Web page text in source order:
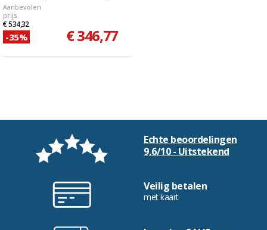
Aanbevolen
prijs
€ 534,32
-35% € 346,77
Echte beoordelingen
9,6/10 - Uitstekend
Veilig betalen
met kaart